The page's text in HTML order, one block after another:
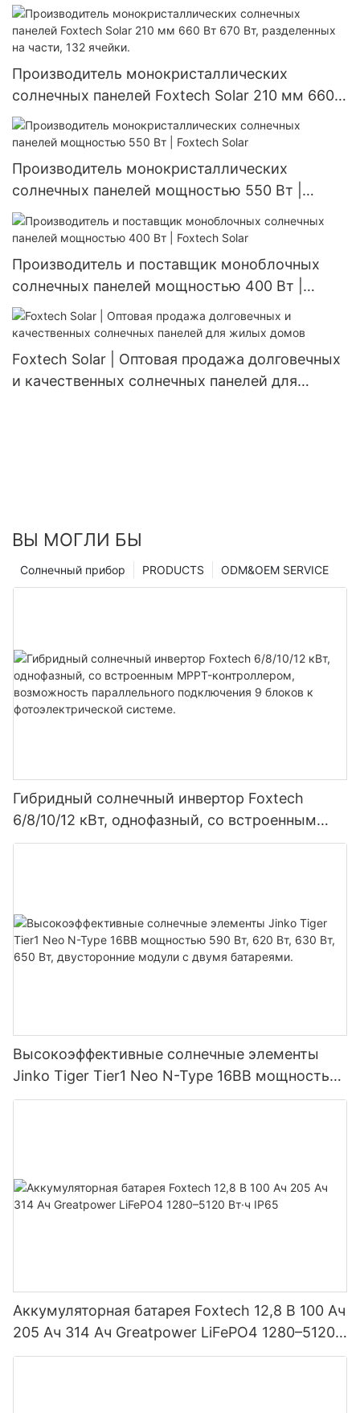
алюминиевый, водонепроницаемый IP66,
мощностью 60 Вт, 80 Вт, 100 Вт.
Производитель монокристаллических
солнечных панелей Foxtech Solar 210 мм 660
Вт 670 Вт, разделенных на части, 132 ячейки.
Производитель монокристаллических
солнечных панелей мощностью 550 Вт |
Foxtech Solar
Производитель и поставщик моноблочных
солнечных панелей мощностью 400 Вт |
Foxtech Solar
Foxtech Solar | Оптовая продажа долговечных
и качественных солнечных панелей для
ВЫ МОГЛИ БЫ
ODM&OEM SERVICE
PRODUCTS
Солнечный прибор
Гибридный солнечный инвертор Foxtech
6/8/10/12 кВт, однофазный, со встроенным
MPPT-контроллером, возможность
Высокоэффективные солнечные элементы
Jinko Tiger Tier1 Neo N-Type 16BB мощностью
590 Вт, 620 Вт, 630 Вт, 650 Вт, двусторонние
Аккумуляторная батарея Foxtech 12,8 В 100 Ач
205 Ач 314 Ач Greatpower LiFePO4 1280–5120
Вт·ч IP65